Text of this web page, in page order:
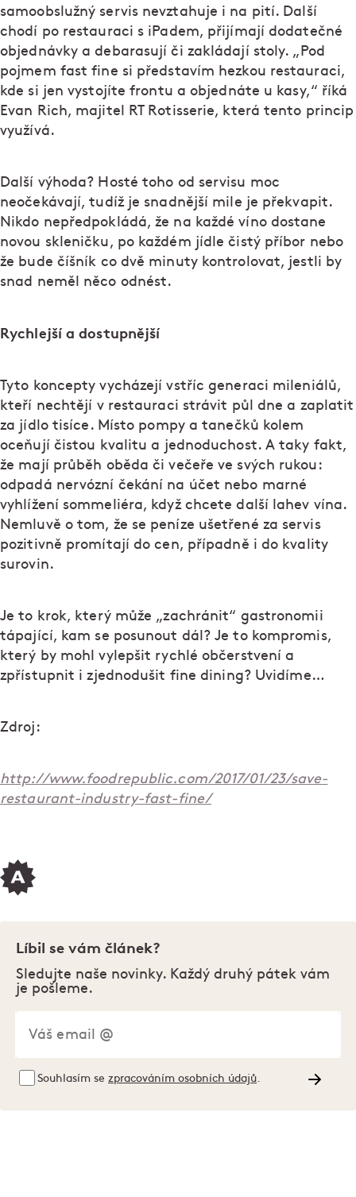
samoobslužný servis nevztahuje i na pití. Další
chodí po restauraci s iPadem, přijímají dodatečné
objednávky a debarasují či zakládají stoly. „Pod
pojmem fast fine si představím hezkou restauraci,
kde si jen vystojíte frontu a objednáte u kasy,“ říká
Evan Rich, majitel RT Rotisserie, která tento princip
využívá.
Další výhoda? Hosté toho od servisu moc
neočekávají, tudíž je snadnější mile je překvapit.
Nikdo nepředpokládá, že na každé víno dostane
novou skleničku, po každém jídle čistý příbor nebo
že bude číšník co dvě minuty kontrolovat, jestli by
snad neměl něco odnést.
Rychlejší a dostupnější
Tyto koncepty vycházejí vstříc generaci mileniálů,
kteří nechtějí v restauraci strávit půl dne a zaplatit
za jídlo tisíce. Místo pompy a tanečků kolem
oceňují čistou kvalitu a jednoduchost. A taky fakt,
že mají průběh oběda či večeře ve svých rukou:
odpadá nervózní čekání na účet nebo marné
vyhlížení sommeliéra, když chcete další lahev vína.
Nemluvě o tom, že se peníze ušetřené za servis
pozitivně promítají do cen, případně i do kvality
surovin.
Je to krok, který může „zachránit“ gastronomii
tápající, kam se posunout dál? Je to kompromis,
který by mohl vylepšit rychlé občerstvení a
zpřístupnit i zjednodušit fine dining? Uvidíme…
Zdroj:
http://www.foodrepublic.com/2017/01/23/save-
restaurant-industry-fast-fine/
Líbil se vám článek?
Sledujte naše novinky. Každý druhý pátek vám
je pošleme.
Souhlasím se zpracováním osobních údajů